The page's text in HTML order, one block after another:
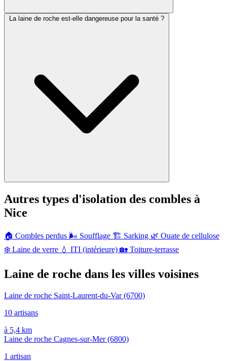
La laine de roche est-elle dangereuse pour la santé ?
Autres types d'isolation des combles à
Nice
🏠 Combles perdus 🌬️ Soufflage 🏗️ Sarking 🌿 Ouate de cellulose
❄️ Laine de verre 💧 ITI (intérieure) 🏡 Toiture-terrasse
Laine de roche dans les villes voisines
Laine de roche Saint-Laurent-du-Var(6700)
10 artisans
à 5,4 km
Laine de roche Cagnes-sur-Mer(6800)
1 artisan